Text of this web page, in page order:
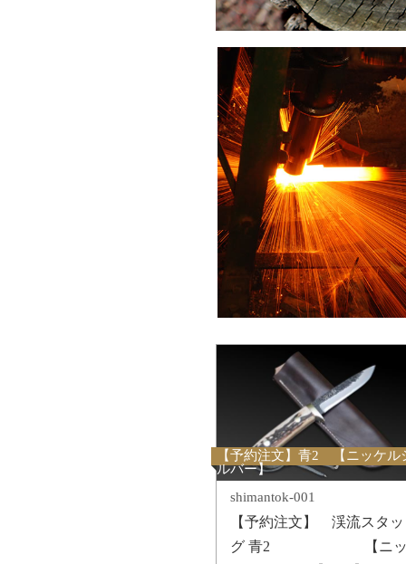
【予約注文】青2 【ニッケル
ルバー】
shimantok-001
【予約注文】 渓流スタッ
グ 青2 【ニ